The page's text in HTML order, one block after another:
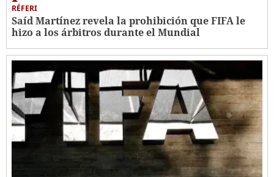
RÉFERI
Saíd Martínez revela la prohibición que FIFA le
hizo a los árbitros durante el Mundial